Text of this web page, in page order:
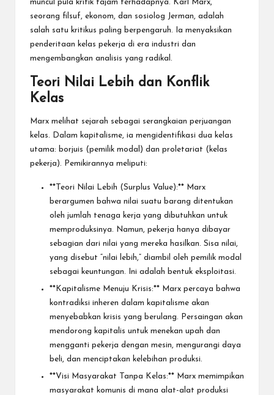
muncul pula kritik tajam terhadapnya. Karl Marx,
seorang filsuf, ekonom, dan sosiolog Jerman, adalah
salah satu kritikus paling berpengaruh. Ia menyaksikan
penderitaan kelas pekerja di era industri dan
mengembangkan analisis yang radikal.
Teori Nilai Lebih dan Konflik
Kelas
Marx melihat sejarah sebagai serangkaian perjuangan
kelas. Dalam kapitalisme, ia mengidentifikasi dua kelas
utama: borjuis (pemilik modal) dan proletariat (kelas
pekerja). Pemikirannya meliputi:
**Teori Nilai Lebih (Surplus Value):** Marx
berargumen bahwa nilai suatu barang ditentukan
oleh jumlah tenaga kerja yang dibutuhkan untuk
memproduksinya. Namun, pekerja hanya dibayar
sebagian dari nilai yang mereka hasilkan. Sisa nilai,
yang disebut “nilai lebih,” diambil oleh pemilik modal
sebagai keuntungan. Ini adalah bentuk eksploitasi.
**Kapitalisme Menuju Krisis:** Marx percaya bahwa
kontradiksi inheren dalam kapitalisme akan
menyebabkan krisis yang berulang. Persaingan akan
mendorong kapitalis untuk menekan upah dan
mengganti pekerja dengan mesin, mengurangi daya
beli, dan menciptakan kelebihan produksi.
**Visi Masyarakat Tanpa Kelas:** Marx memimpikan
masyarakat komunis di mana alat-alat produksi